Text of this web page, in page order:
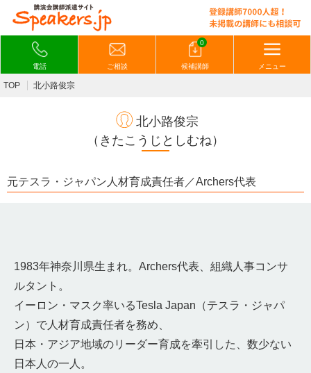
電話 ご相談
0
候補講師 メニュー
TOP 北小路俊宗
北小路俊宗
（きたこうじとしむね）
元テスラ・ジャパン人材育成責任者／Archers代表
1983年神奈川県生まれ。Archers代表、組織人事コンサ
ルタント。
イーロン・マスク率いるTesla Japan（テスラ・ジャパ
ン）で人材育成責任者を務め、
日本・アジア地域のリーダー育成を牽引した、数少ない
日本人の一人。